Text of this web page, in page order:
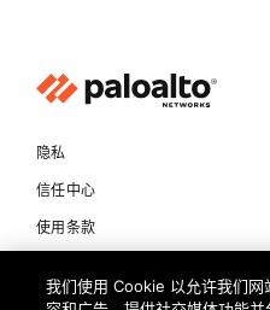
隐私
信任中心
使用条款
我们使用 Cookie 以允许我们网